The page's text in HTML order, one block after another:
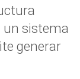
un sistema
generar